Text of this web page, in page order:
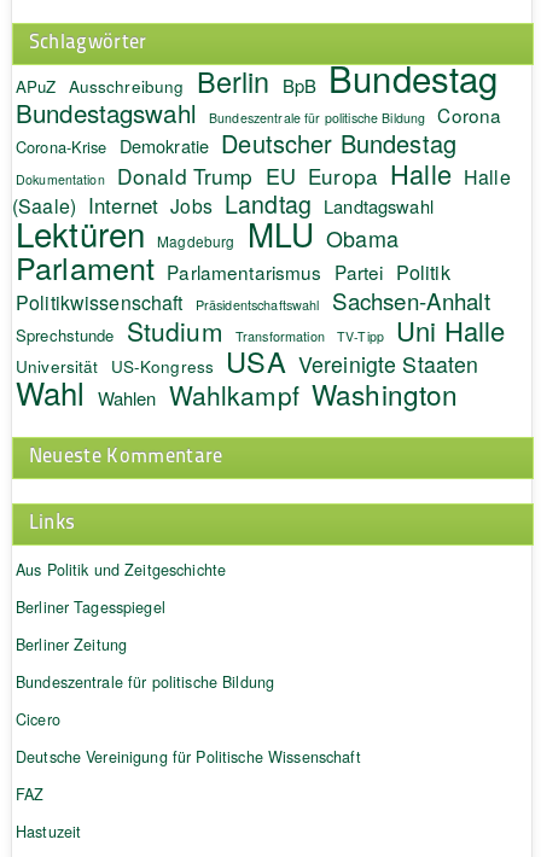
Schlagwörter
APuZ Ausschreibung Berlin BpB Bundestag
Bundestagswahl Bundeszentrale für politische Bildung Corona
Corona-Krise Demokratie Deutscher Bundestag
Dokumentation Donald Trump EU Europa Halle Halle
(Saale) Internet Jobs Landtag Landtagswahl
Lektüren Magdeburg MLU Obama
Parlament Parlamentarismus Partei Politik
Politikwissenschaft Präsidentschaftswahl Sachsen-Anhalt
Sprechstunde Studium Transformation TV-Tipp Uni Halle
Universität US-Kongress USA Vereinigte Staaten
Wahl Wahlen Wahlkampf Washington
Neueste Kommentare
Links
Aus Politik und Zeitgeschichte
Berliner Tagesspiegel
Berliner Zeitung
Bundeszentrale für politische Bildung
Cicero
Deutsche Vereinigung für Politische Wissenschaft
FAZ
Hastuzeit